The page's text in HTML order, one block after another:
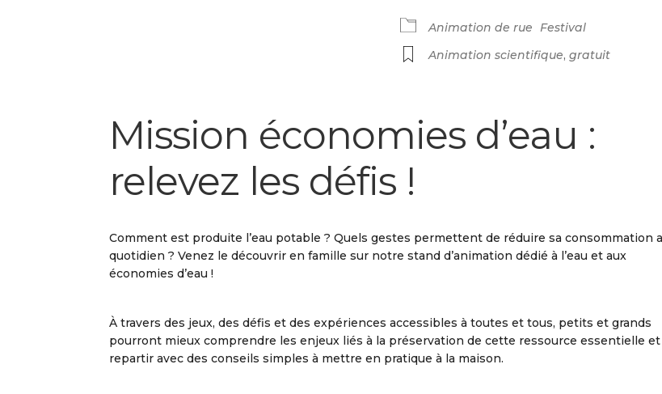
Animation de rue
Festival
Animation scientifique, gratuit
Mission économies d’eau :
relevez les défis !
Comment est produite l’eau potable ? Quels gestes permettent de réduire sa consommation
quotidien ? Venez le découvrir en famille sur notre stand d’animation dédié à l’eau et aux
économies d’eau !
À travers des jeux, des défis et des expériences accessibles à toutes et tous, petits et grands
pourront mieux comprendre les enjeux liés à la préservation de cette ressource essentielle et
repartir avec des conseils simples à mettre en pratique à la maison.